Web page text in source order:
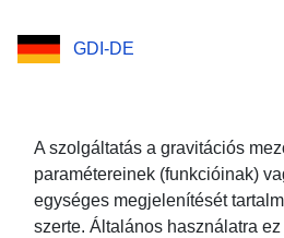
GDI-DE
A szolgáltatás a gravitációs
paramétereinek (funkcióinak)
egységes megjelenítését
szerte. Általános használatra